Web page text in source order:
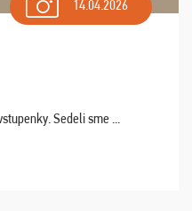
14.04.2026
Sedeli sme ...